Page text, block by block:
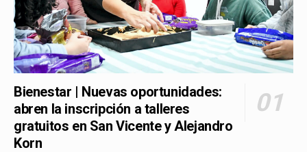
Bienestar | Nuevas oportunidades:
abren la inscripción a talleres
gratuitos en San Vicente y Alejandro
Korn